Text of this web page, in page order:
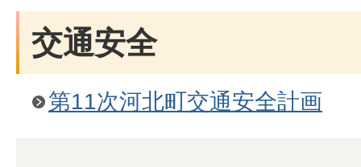
交通安全
第11次河北町交通安全計画